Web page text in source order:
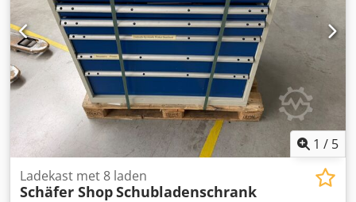
1 / 5
Ladekast met 8 laden
Schäfer ShopSchubladenschrank